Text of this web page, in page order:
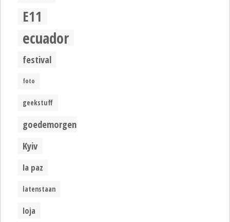
E11
ecuador
festival
foto
geekstuff
goedemorgen
Kyiv
la paz
latenstaan
loja